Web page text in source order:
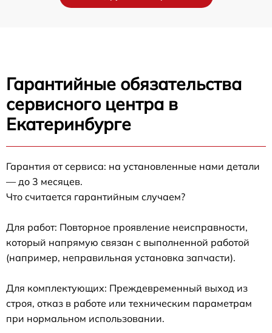
Гарантийные обязательства
сервисного центра в
Екатеринбурге
Гарантия от сервиса: на установленные нами детали
— до 3 месяцев.
Что считается гарантийным случаем?
Для работ: Повторное проявление неисправности,
который напрямую связан с выполненной работой
(например, неправильная установка запчасти).
Для комплектующих: Преждевременный выход из
строя, отказ в работе или техническим параметрам
при нормальном использовании.